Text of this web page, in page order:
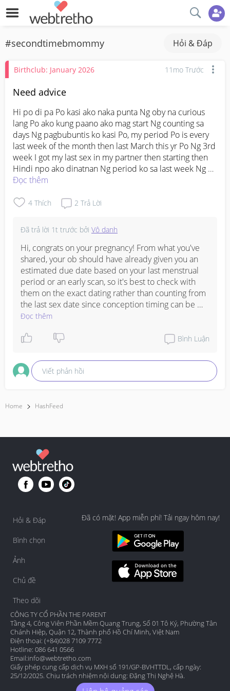
#secondtimebmommy Hỏi & Đáp
Birthclub: January 2026 11mo Trước
Need advice
Hi po di pa Po kasi ako naka punta Ng oby na curious
lang Po ako kung paano ako mag start Ng counting sa
days Ng pagbubuntis ko kasi Po, my period Po is every
last week of the month then last March this yr Po Ng 3rd
week I got my last sex in my partner then starting then
Hindi npo ako dinatnan Ng period ko sa last week Ng
March until today Po.
#PRENATAL
#Needadvice
#pregnancy
#midwife
#secondtimebmommy
#ADVICE
#ObyAdvice
#MOMMIESANDBABY
Đọc thêm
4 Thích 2 Trả Lời
Đã trả lời 1t trước bởi Vô danh
Hi, congrats on your pregnancy! From what you've
shared, your ob should have already given you an
estimated due date based on your last menstrual
period or an early scan, so it's best to check with
them on the exact dating rather than counting from
the last sex date since conception timing can be
tricky to pinpoint. If you haven't gotten a clear
your next visit because they'll have the most
cycle and any scans done.
Đọc thêm
Bình Luận
Viết phản hồi
Home HashFeed
Hỏi & Đáp
Bình chọn
Ảnh
Chủ đề
Theo dõi
Đã có mặt! App miễn phí! Tải ngay hôm nay!
CÔNG TY CỔ PHẦN THE PARENT
Tầng 4, Công Viên Phần Mềm Quang Trung, Số 01 Tô Ký, Phường Tân
Chánh Hiệp, Quận 12, Thành phố Hồ Chí Minh, Việt Nam
Điện thoại: (+84)028 7109 7772
Hotline: 086 641 0566
Email:info@webtretho.com
Giấy phép cung cấp dịch vụ MXH số 191/GP-BVHTTDL, cấp ngày:
25/12/2025. Chịu trách nhiệm nội dung: Đặng Thị Nghệ Hà.